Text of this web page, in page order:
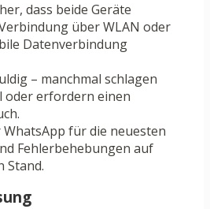
dass beide Geräte
über WLAN oder
Datenverbindung
– manchmal schlagen
oder erfordern einen
WhatsApp für die neuesten
Fehlerbehebungen auf
Stand.